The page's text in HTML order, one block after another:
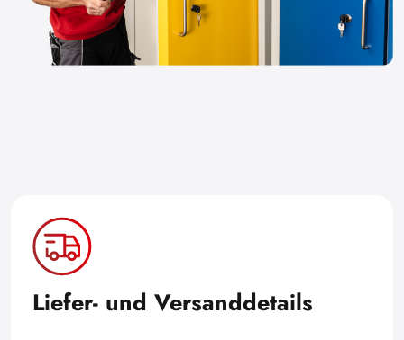
Liefer- und Versanddetails